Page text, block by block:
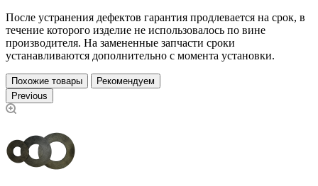
После устранения дефектов гарантия продлевается на срок, в
течение которого изделие не использовалось по вине
производителя. На замененные запчасти сроки
устанавливаются дополнительно с момента установки.
Похожие товары
Рекомендуем
Previous